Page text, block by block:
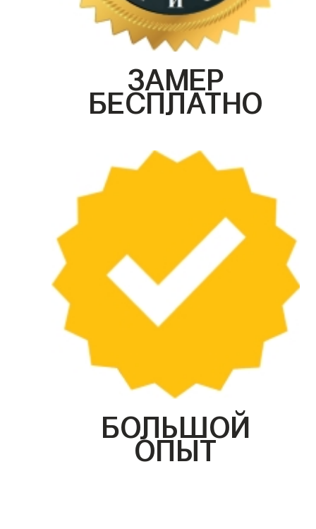
ЗАМЕР
БЕСПЛАТНО
БОЛЬШОЙ
ОПЫТ